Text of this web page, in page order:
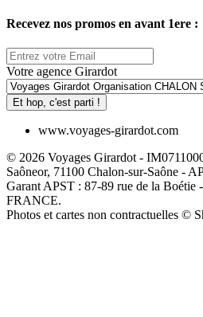
Recevez nos promos en avant 1ere :
Votre agence Girardot
Et hop, c'est parti !
www.voyages-girardot.com
© 2026 Voyages Girardot -
Saôneor, 71100 Chalon-sur-Saône -
Garant APST : 87-89 rue de la
FRANCE.
Photos et cartes non contractuelles ©